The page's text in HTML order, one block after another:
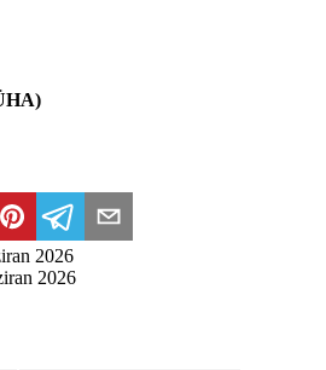
2026
2026